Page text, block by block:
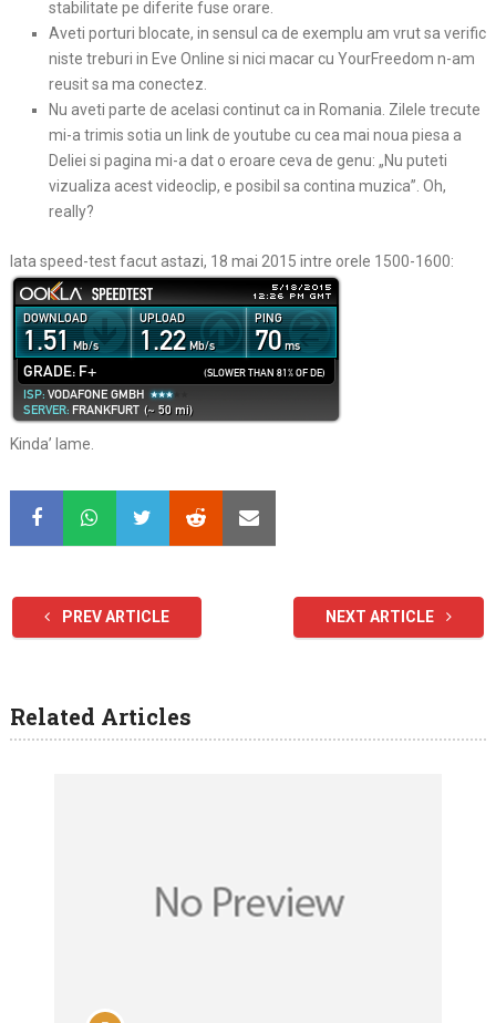
stabilitate pe diferite fuse orare.
Aveti porturi blocate, in sensul ca de exemplu am vrut sa verific
niste treburi in Eve Online si nici macar cu YourFreedom n-am
reusit sa ma conectez.
Nu aveti parte de acelasi continut ca in Romania. Zilele trecute
mi-a trimis sotia un link de youtube cu cea mai noua piesa a
Deliei si pagina mi-a dat o eroare ceva de genu: „Nu puteti
vizualiza acest videoclip, e posibil sa contina muzica”. Oh,
really?
Iata speed-test facut astazi, 18 mai 2015 intre orele 1500-1600:
Kinda’ lame.
PREV ARTICLE NEXT ARTICLE
Related Articles